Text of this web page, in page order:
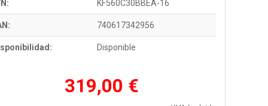
KF560C30BBEA-16
740617342956
Disponible
319,00 €